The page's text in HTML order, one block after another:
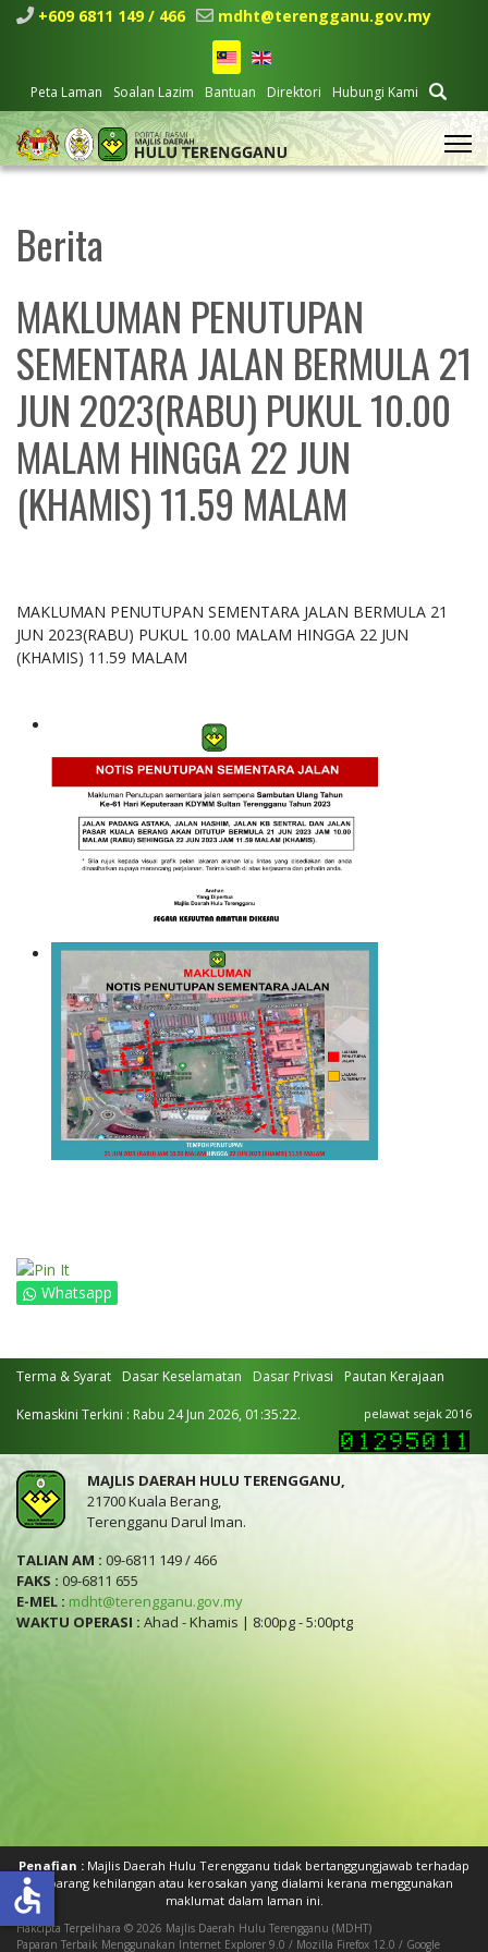
+609 6811 149 / 466 mdht@terengganu.gov.my
Peta Laman Soalan Lazim Bantuan Direktori Hubungi Kami
Berita
MAKLUMAN PENUTUPAN
SEMENTARA JALAN BERMULA 21
JUN 2023(RABU) PUKUL 10.00
MALAM HINGGA 22 JUN
(KHAMIS) 11.59 MALAM
MAKLUMAN PENUTUPAN SEMENTARA JALAN BERMULA 21
JUN 2023(RABU) PUKUL 10.00 MALAM HINGGA 22 JUN
(KHAMIS) 11.59 MALAM
Whatsapp
Terma & Syarat Dasar Keselamatan Dasar Privasi Pautan Kerajaan
Kemaskini Terkini : Rabu 24 Jun 2026, 01:35:22. pelawat sejak 2016
MAJLIS DAERAH HULU TERENGGANU,
21700 Kuala Berang,
Terengganu Darul Iman.
TALIAN AM : 09-6811 149 / 466
FAKS : 09-6811 655
E-MEL : mdht@terengganu.gov.my
WAKTU OPERASI : Ahad - Khamis | 8:00pg - 5:00ptg
Penafian : Majlis Daerah Hulu Terengganu tidak bertanggungjawab terhadap
sebarang kehilangan atau kerosakan yang dialami kerana menggunakan
maklumat dalam laman ini.
Hakcipta Terpelihara © 2026 Majlis Daerah Hulu Terengganu (MDHT)
Paparan Terbaik Menggunakan Internet Explorer 9.0 / Mozilla Firefox 12.0 / Google
accessible